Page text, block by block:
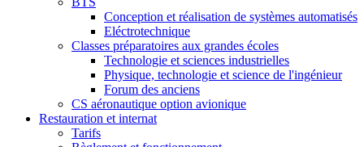
Conception et réalisation de systèmes automatisés
Eléctrotechnique
Classes préparatoires aux grandes écoles
Technologie et sciences industrielles
Physique, technologie et science de l'ingénieur
Forum des anciens
CS aéronautique option avionique
Restauration et internat
Tarifs